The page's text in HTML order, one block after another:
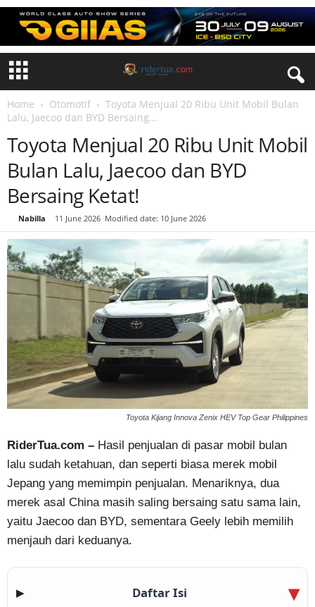
Home Otomotif
Toyota Menjual 20 Ribu Unit Mobil Bulan
Lalu, Jaecoo dan BYD Bersaing...
Toyota Menjual 20 Ribu Unit Mobil
Bulan Lalu, Jaecoo dan BYD
Bersaing Ketat!
Nabilla 11 June 2026 Modified date: 10 June 2026
Toyota Kijang Innova Zenix HEV Top Gear Philippines
RiderTua.com – Hasil penjualan di pasar mobil bulan
lalu sudah ketahuan, dan seperti biasa merek mobil
Jepang yang memimpin penjualan. Menariknya, dua
merek asal China masih saling bersaing satu sama lain,
yaitu Jaecoo dan BYD, sementara Geely lebih memilih
menjauh dari keduanya.
▶ Daftar Isi